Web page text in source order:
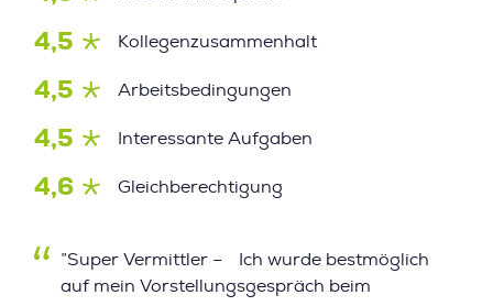
4,5 Kollegenzusammenhalt
4,5 Arbeitsbedingungen
4,5 Interessante Aufgaben
4,6 Gleichberechtigung
”Super Vermittler – Ich wurde bestmöglich
auf mein Vorstellungsgespräch beim